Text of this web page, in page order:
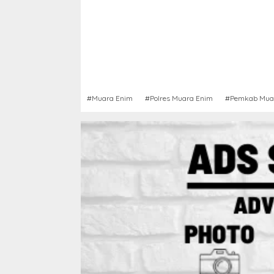
#Muara Enim #Polres Muara Enim #Pemkab